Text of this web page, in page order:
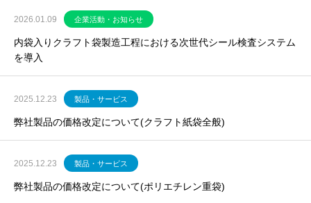
2026.01.09 企業活動・お知らせ
内袋入りクラフト袋製造工程における次世代シール検査システム
を導入
2025.12.23 製品・サービス
弊社製品の価格改定について(クラフト紙袋全般)
2025.12.23 製品・サービス
弊社製品の価格改定について(ポリエチレン重袋)